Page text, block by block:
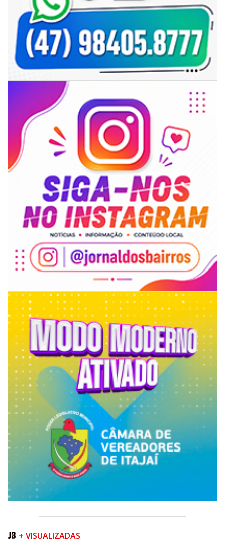
06/08/2026 | 18:28
Ciclone-bomba se forma sobre o oceano, mas Santa Catarina terá
impactos provocados pela frente fria e pelo vento Sul
06/08/2026 | 07:00
Secretaria de Cultura retoma oficinas culturais com diversas
modalidades para a comunidade
BALNEÁRIO CAMBORIÚ
+ VISUALIZADAS